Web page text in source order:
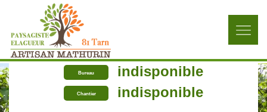
Bureau indisponible
Chantier indisponible